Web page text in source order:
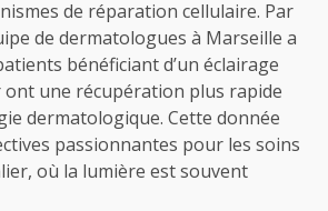
de réparation cellulaire. Par
de dermatologues à Marseille a
bénéficiant d’un éclairage
une récupération plus rapide
dermatologique. Cette donnée
passionnantes pour les soins
où la lumière est souvent